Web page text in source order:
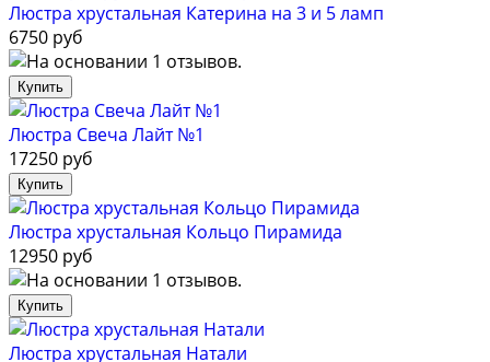
Люстра хрустальная Катерина на 3 и 5 ламп
6750 руб
Люстра Свеча Лайт №1
17250 руб
Люстра хрустальная Кольцо Пирамида
12950 руб
Люстра хрустальная Натали